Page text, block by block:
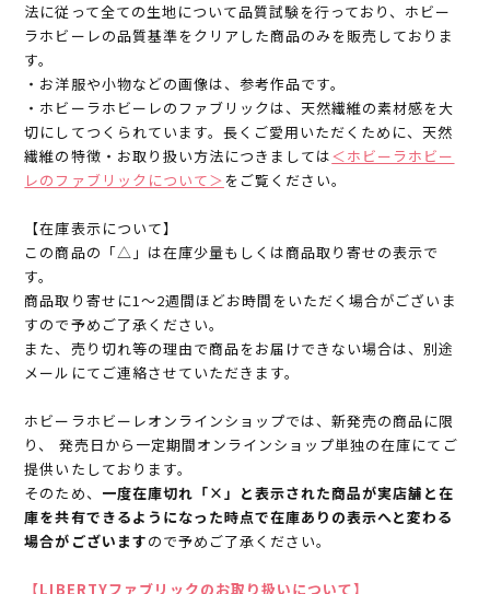
法に従って全ての生地について品質試験を行っており、ホビー
ラホビーレの品質基準をクリアした商品のみを販売しておりま
す。
・お洋服や小物などの画像は、参考作品です。
・ホビーラホビーレのファブリックは、天然繊維の素材感を大
切にしてつくられています。長くご愛用いただくために、天然
繊維の特徴・お取り扱い方法につきましては＜ホビーラホビー
レのファブリックについて＞ をご覧ください。
【在庫表示について】
この商品の「△」は在庫少量もしくは商品取り寄せの表示で
す。
商品取り寄せに1～2週間ほどお時間をいただく場合がございま
すので予めご了承ください。
また、売り切れ等の理由で商品をお届けできない場合は、別途
メールにてご連絡させていただきます。
ホビーラホビーレオンラインショップでは、新発売の商品に限
り、 発売日から一定期間オンラインショップ単独の在庫にてご
提供いたしております。
そのため、 一度在庫切れ「×」と表示された商品が実店舗と在
庫を共有できるようになった時点で在庫ありの表示へと変わる
場合がございますので予めご了承ください。
【LIBERTYファブリックのお取り扱いについて】